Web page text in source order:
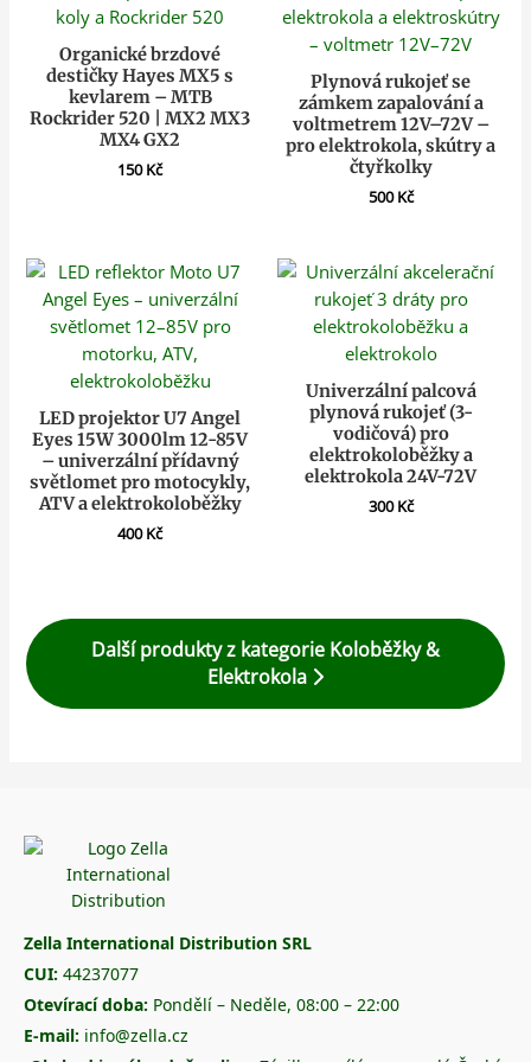
Organické brzdové
destičky Hayes MX5 s
kevlarem – MTB
Rockrider 520 | MX2 MX3
MX4 GX2
150Kč
Plynová rukojeť se
zámkem zapalování a
voltmetrem 12V–72V –
pro elektrokola, skútry a
čtyřkolky
500Kč
LED projektor U7 Angel
Eyes 15W 3000lm 12-85V
– univerzální přídavný
světlomet pro motocykly,
ATV a elektrokoloběžky
400Kč
Univerzální palcová
plynová rukojeť (3-
vodičová) pro
elektrokoloběžky a
elektrokola 24V-72V
300Kč
Další produkty z kategorie Koloběžky &
Elektrokola
Zella International Distribution SRL
CUI: 44237077
Otevírací doba: Pondělí – Neděle, 08:00 – 22:00
E-mail: info@zella.cz